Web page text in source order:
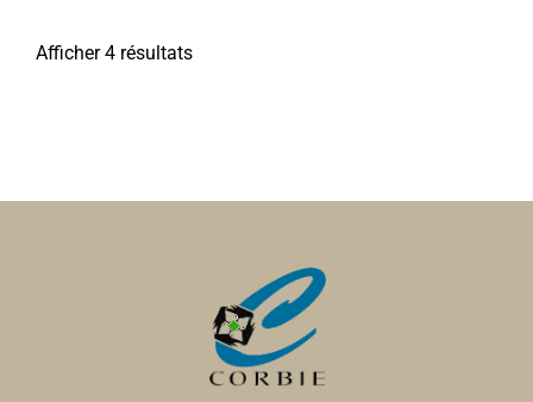
Afficher 4 résultats